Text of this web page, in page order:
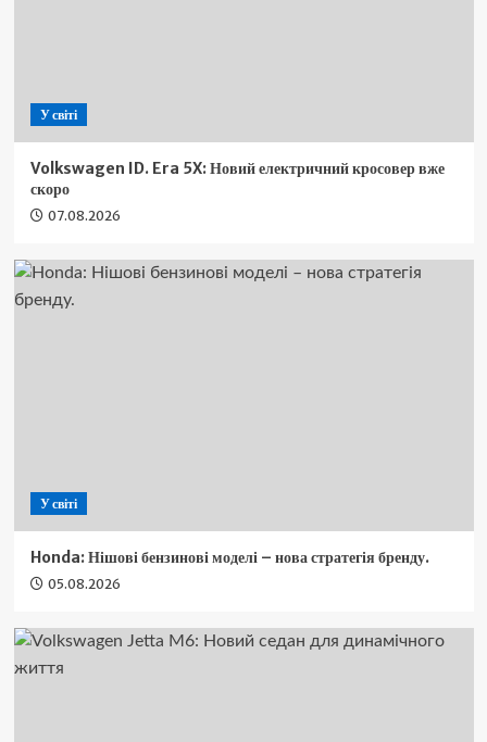
У світі
Volkswagen ID. Era 5X: Новий електричний кросовер вже
скоро
07.08.2026
У світі
Honda: Нішові бензинові моделі – нова стратегія бренду.
05.08.2026